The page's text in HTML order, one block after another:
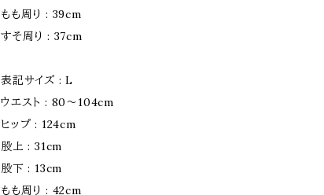
もも周り : 39cm
すそ周り : 37cm
表記サイズ : L
ウエスト : 80〜104cm
ヒップ : 124cm
股上 : 31cm
股下 : 13cm
もも周り : 42cm